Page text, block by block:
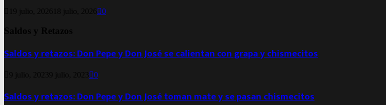
19 julio, 2026 18 julio, 2026 0
Saldos y Retazos
Saldos y retazos: Don Pepe y Don José se calientan con grapa y chismecitos
9 julio, 20239 julio, 2023 0
Saldos y retazos: Don Pepe y Don José toman mate y se pasan chismecitos